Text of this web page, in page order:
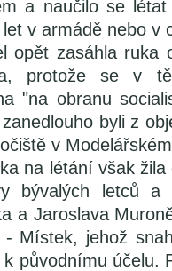
a naučilo se
let v armádě nebo v
opět zasáhla ruka
protože se v
"na obranu
byli z
v
na létání však
bývalých letců a
a Jaroslava
- Místek, jehož
k původnímu účelu.